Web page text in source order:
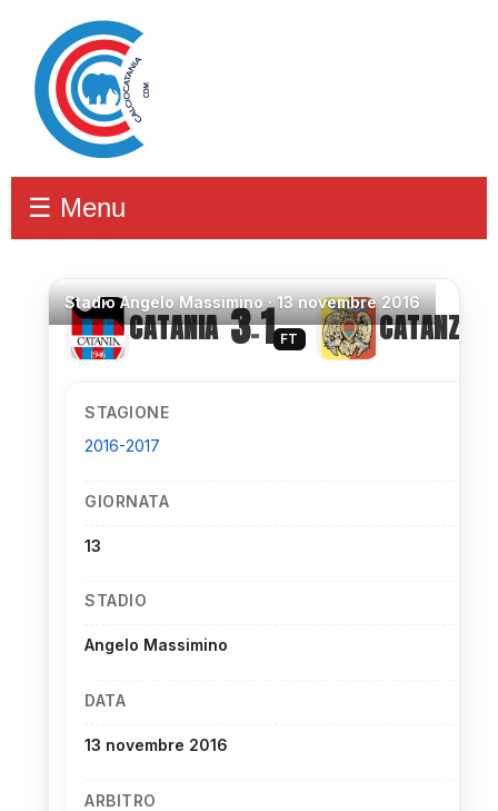
☰ Menu
StadioAngelo Massimino ·13 novembre 2016
CATANIA 3–1 FT
STAGIONE
2016-2017
GIORNATA
13
STADIO
Angelo Massimino
DATA
13 novembre 2016
ARBITRO